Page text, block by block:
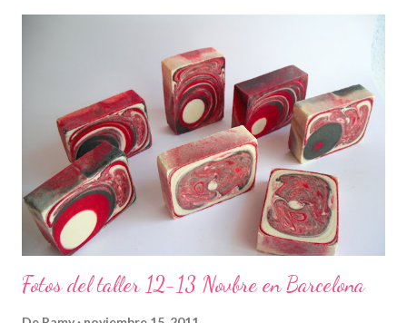
Fotos del taller 12-13 Novbre en Barcelona